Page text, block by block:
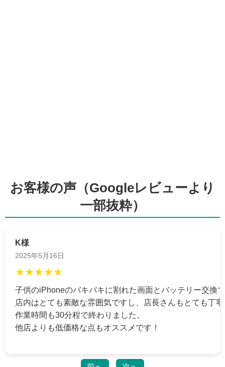
松戸市よりお越しのお客様のiPhone13のガラス交換をさせて頂きました！
ありがとうございました！
松戸市よりお越しのお客様のSwitchのガラス交換をさせて頂きました！あ
ありがとうございました！
2026/06/16
松戸市よりお越しのお客様のiPhone11のガラス交換をさせて頂きました！
ありがとうございました！
2026/06/15
りがとうございました！
2026/06/15
松戸市よりお越しのお客様のiPhone13Proのバッテリー交換をさせて頂きま
した！ありがとうございました！
2026/06/15
鎌ヶ谷市よりお越しのお客様のiPhone14Proのバッテリー交換をさせて頂き
流山市よりお越しのお客様のiPhone13Proのガラス交換をさせて頂きまし
お客様の声（Googleレビューより
一部抜粋）
K様
2025年5月16日
★★★★★
子供のiPhoneのバキバキに割れた画面とバッテリー交換
店内はとても素敵な雰囲気ですし、店長さんもとても丁
作業時間も30分程で終わりました。
他店よりも低価格な点もオススメです！